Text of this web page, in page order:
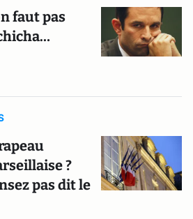
faut pas
?
pas dit le